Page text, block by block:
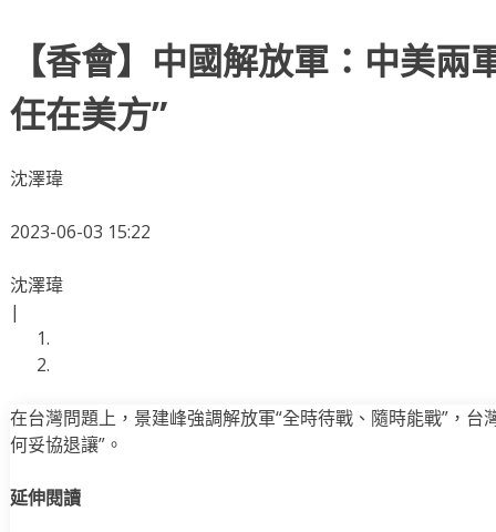
【香會】中國解放軍：中美兩
任在美方”
沈澤瑋
2023-06-03 15:22
沈澤瑋
|
在台灣問題上，景建峰強調解放軍“全時待戰、隨時能戰”，台
何妥協退讓”。
延伸閱讀